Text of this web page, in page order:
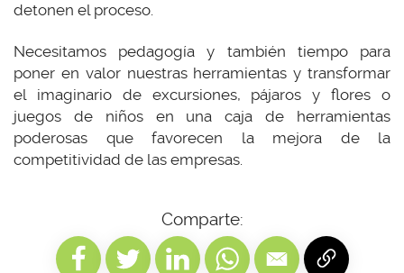
detonen el proceso.
Necesitamos pedagogía y también tiempo para
poner en valor nuestras herramientas y transformar
el imaginario de excursiones, pájaros y flores o
juegos de niños en una caja de herramientas
poderosas que favorecen la mejora de la
competitividad de las empresas.
Comparte: